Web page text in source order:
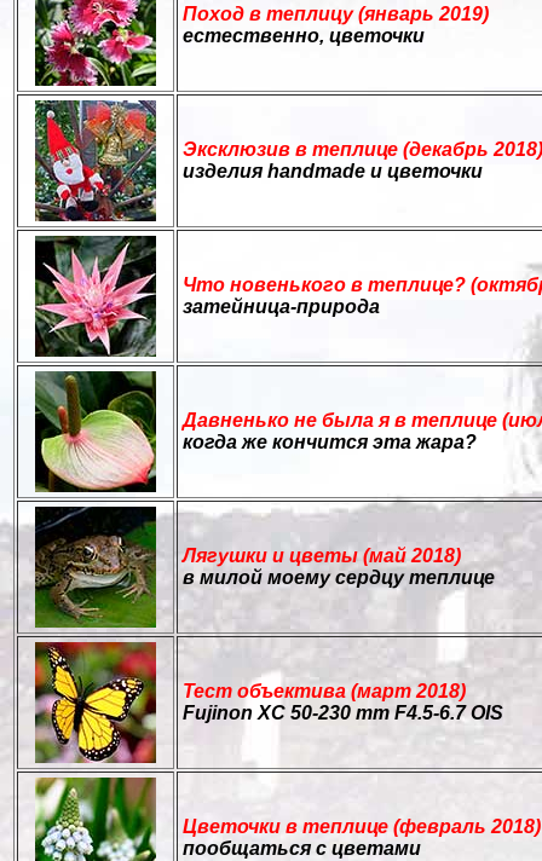
Поход в теплицу (январь 2019)
естественно, цветочки
Эксклюзив в теплице (декабрь 2018)
изделия handmade и цветочки
Что новенького в теплице?
затейница-природа
Давненько не была я в теплице
когда же кончится эта жара?
Лягушки и цветы (май 2018)
в милой моему сердцу теплице
Тест объектива (март 2018)
Fujinon XС 50-230 mm F4.5-6.7 OIS
Цветочки в теплице (февраль 2018)
пообщаться с цветами